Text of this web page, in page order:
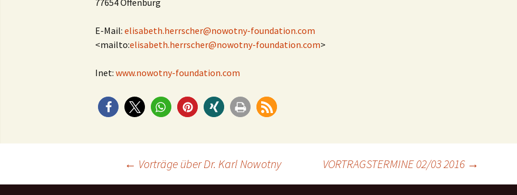
77654 Offenburg
E-Mail: elisabeth.herrscher@nowotny-foundation.com
<mailto:elisabeth.herrscher@nowotny-foundation.com>
Inet: www.nowotny-foundation.com
← Vorträge über Dr. Karl Nowotny VORTRAGSTERMINE 02/03 2016 →